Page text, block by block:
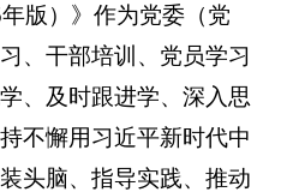
版）》作为党委（党
、干部培训、党员学习
、及时跟进学、深入思
不懈用习近平新时代中
头脑、指导实践、推动